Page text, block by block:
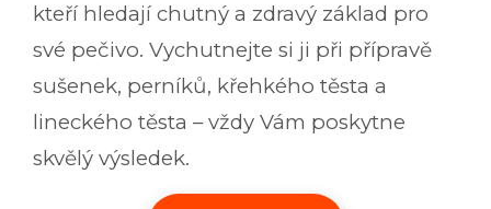
kteří hledají chutný a zdravý základ pro
své pečivo. Vychutnejte si ji při přípravě
sušenek, perníků, křehkého těsta a
lineckého těsta – vždy Vám poskytne
skvělý výsledek.